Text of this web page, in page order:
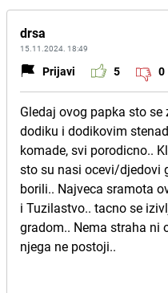
drsa
15.11.2024. 18:49
Prijavi 5 0
Gledaj ovog papka sto
dodiku i dodikovim
komade, svi porodicno..
sto su nasi ocevi/djedovi
borili.. Najveca sramota
i Tuzilastvo.. tacno se
gradom.. Nema straha ni
njega ne postoji..